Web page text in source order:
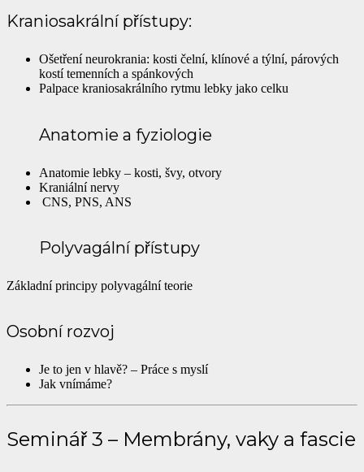
Kraniosakrální přístupy:
Ošetření neurokrania: kosti čelní, klínové a týlní, párových
kostí temenních a spánkových
Palpace kraniosakrálního rytmu lebky jako celku
Anatomie a fyziologie
Anatomie lebky – kosti, švy, otvory
Kraniální nervy
CNS, PNS, ANS
Polyvagální přístupy
Základní principy polyvagální teorie
Osobní rozvoj
Je to jen v hlavě? – Práce s myslí
Jak vnímáme?
Seminář 3 – Membrány, vaky a fascie